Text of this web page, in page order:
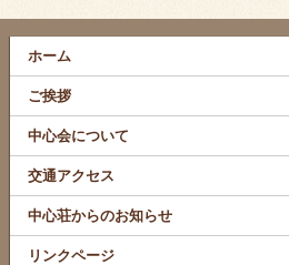
ホーム
ご挨拶
中心会について
交通アクセス
中心荘からのお知らせ
リンクページ